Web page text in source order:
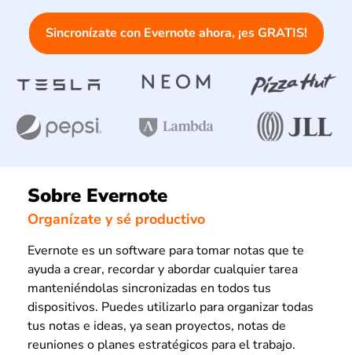
Sincronízate con Evernote ahora, ¡es GRATIS!
Sobre Evernote
Organízate y sé productivo
Evernote es un software para tomar notas que te
ayuda a crear, recordar y abordar cualquier tarea
manteniéndolas sincronizadas en todos tus
dispositivos. Puedes utilizarlo para organizar todas
tus notas e ideas, ya sean proyectos, notas de
reuniones o planes estratégicos para el trabajo.